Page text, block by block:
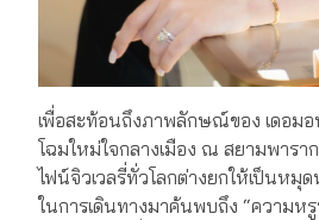
เพื่อสะท้อนถึงภาพลักษณ์ของ เดอม
โฉมใหม่ใจกลางเมือง ณ สยามพาร
ไฟน์จิวเวลรี่ทั่วโลกต่างยกให้เป็นห
ในการเดินทางมาค้นพบถึง “ความห